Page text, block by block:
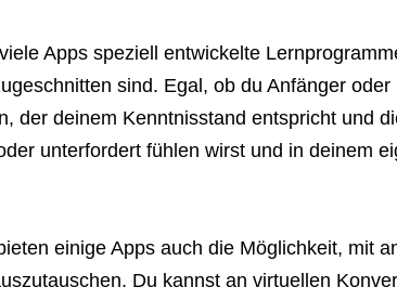
Apps speziell entwickelte
sind. Egal, ob du Anfänger
der deinem Kenntnisstand entspricht und
unterfordert fühlen wirst und in deinem
einige Apps auch die Möglichkeit, mit
Du kannst an virtuellen